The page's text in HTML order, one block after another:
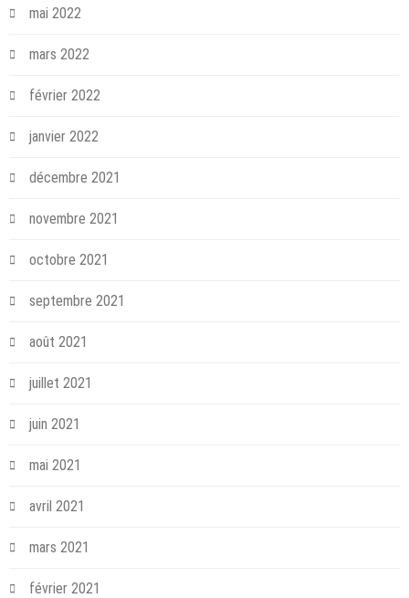
mai 2022
mars 2022
février 2022
janvier 2022
décembre 2021
novembre 2021
octobre 2021
septembre 2021
août 2021
juillet 2021
juin 2021
mai 2021
avril 2021
mars 2021
février 2021